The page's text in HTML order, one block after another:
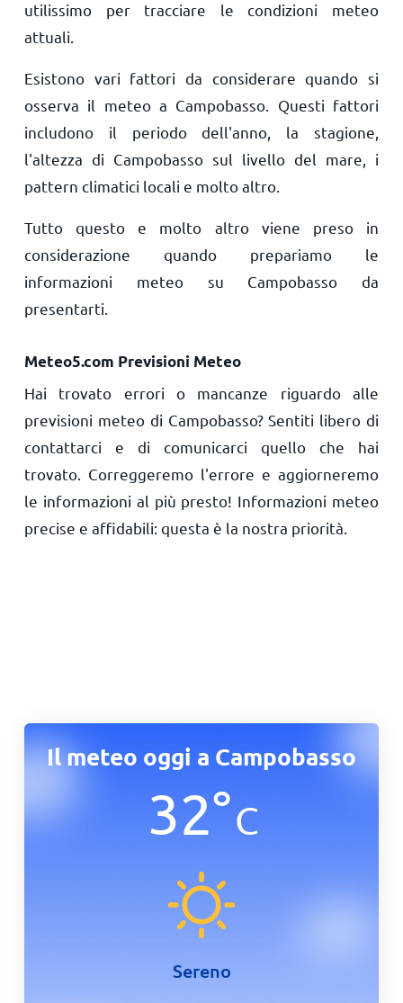
utilissimo per tracciare le condizioni meteo
attuali.
Esistono vari fattori da considerare quando si
osserva il meteo a Campobasso. Questi fattori
includono il periodo dell'anno, la stagione,
l'altezza di Campobasso sul livello del mare, i
pattern climatici locali e molto altro.
Tutto questo e molto altro viene preso in
considerazione quando prepariamo le
informazioni meteo su Campobasso da
presentarti.
Meteo5.com Previsioni Meteo
Hai trovato errori o mancanze riguardo alle
previsioni meteo di Campobasso? Sentiti libero di
contattarci e di comunicarci quello che hai
trovato. Correggeremo l'errore e aggiorneremo
le informazioni al più presto! Informazioni meteo
precise e affidabili: questa è la nostra priorità.
Il meteo oggi a Campobasso
32°C
Sereno